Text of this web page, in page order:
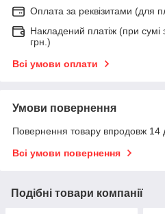
Оплата за реквізитами (для
Накладений платіж (при
грн.)
Всі умови оплати
Умови повернення
Повернення товару впродовж 14
Всі умови повернення
Подібні товари компанії